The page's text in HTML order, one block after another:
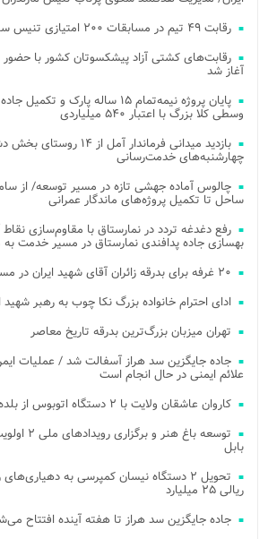
رقابت ۴۹ تیم در مسابقات ۲۰۰ امتیازی تنیس ساحلی کشور در مازندران
آغاز شد
وسطی کلا بزرگ با اعتبار ۵۴۰ میلیاردی
بازدید میدانی فرماندار آمل از
چهارشنبه‌های خدمت‌رسانی
ساحل تا تکمیل پروژه‌های ماندگار عمرانی
رفع دغدغه تردد در نمارستاق با مقاوم‌سازی
بهسازی جاده پدافندی نمارستاق در مسیر خدمت به
۲۰ غرفه برای بدرقه زائران آقای شهید ایران در مسیر طریق الرضا برپا شد
ادای احترام خانواده بزرگ نکا چوب به رهبر شهید
تهران میزبان بزرگ‌ترین بدرقه تاریخ معاصر
جاده جایگزین سد هراز آسفالت شد / عملیات
علائم ایمنی در حال انجام است
کاروان عاشقان ولایت با ۲ دستگاه اتوبوس از بلده راهی تهران شد
توسعه باغ
بابل
تحویل ۲ دستگاه نیسان کمپرسی به
ریالی ۲۵ میلیارد
جاده جایگزین سد هراز تا هفته آینده افتتاح